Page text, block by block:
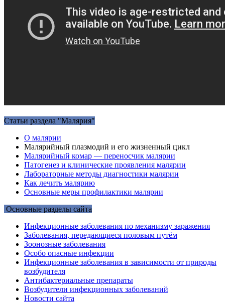
Статьи раздела "Малярия"
О малярии
Малярийный плазмодий и его жизненный цикл
Малярийный комар — переносчик малярии
Патогенез и клинические проявления малярии
Лабораторные методы диагностики малярии
Как лечить малярию
Основные меры профилактики малярии
Основные разделы сайта
Инфекционные заболевания по механизму заражения
Заболевания, передающиеся половым путём
Зоонозные заболевания
Особо опасные инфекции
Инфекционные заболевания в зависимости от природы
возбудителя
Антибактериальные препараты
Возбудители инфекционных заболеваний
Новости сайта